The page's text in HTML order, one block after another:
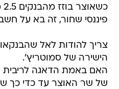
פיננסי שחור, זה בא על
צריך להודות לאל
הישירה של סמוטריץ'.
האם באמת הדאגה לריבית
של שר האוצר עד כדי כך